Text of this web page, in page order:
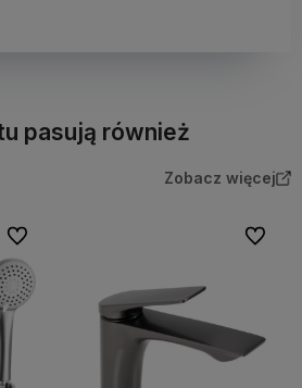
pasują również
Zobacz więcej
Do ulubionych Do